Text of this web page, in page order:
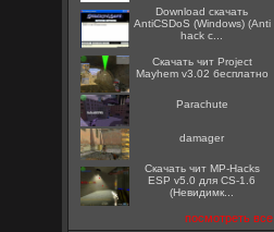
Download скачать
AntiCSDoS (Windows) (Anti
hack c...
Скачать чит Project
Mayhem v3.02 бесплатно
Parachute
damager
Скачать чит MP-Hacks
ESP v5.0 для CS-1.6
(Невидимк...
посмотреть все